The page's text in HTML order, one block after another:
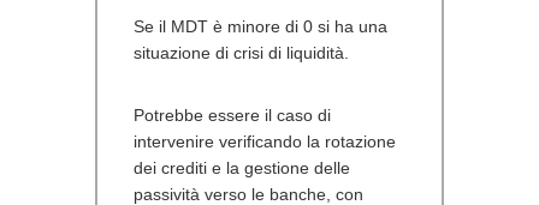
Se il MDT è minore di 0 si ha una
situazione di crisi di liquidità.
Potrebbe essere il caso di
intervenire verificando la rotazione
dei crediti e la gestione delle
passività verso le banche, con